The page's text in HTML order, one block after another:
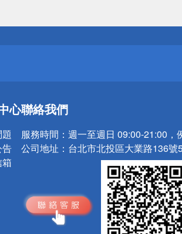
！
！
心
告
聯絡我們
服務時間： 週一至週日 09:00-21:00，
公司地址： 台北市北投區大業路136號